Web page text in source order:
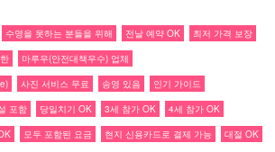
수영을 못하는 분들을 위해 전날 예약 OK
최저 가격 보장
마루우(안전대책우수) 업체
사진 서비스 무료 송영 있음
인기 가이드
포함 당일치기 OK 3세 참가 OK
4세 참가 OK
모두 포함된 요금 현지 신용카드로 결제 가능
대절 OK